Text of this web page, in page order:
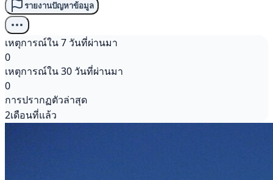
รายงานปัญหาข้อมูล
เหตุการณ์ใน 7 วันที่ผ่านมา
0
เหตุการณ์ใน 30 วันที่ผ่านมา
0
การปรากฏตัวล่าสุด
2เดือนที่แล้ว